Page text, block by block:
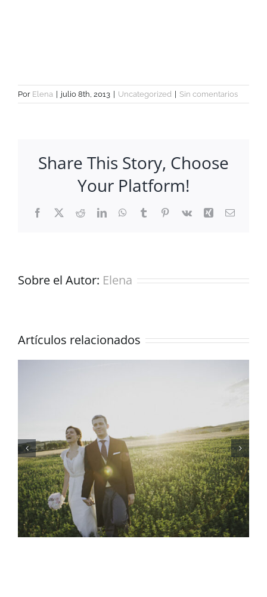
Por Elena | julio 8th, 2013 | Uncategorized | Sin comentarios
Share This Story, Choose
Your Platform!
Facebook
X RedditLinkedInWhatsApp
TumblrPinterest
Vk Xing Correo
Sobre el Autor: Elena
Artículos relacionados
Una boda mexicana al
detalle